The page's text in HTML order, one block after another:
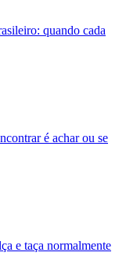
quando cada
é achar ou se
e taça normalmente